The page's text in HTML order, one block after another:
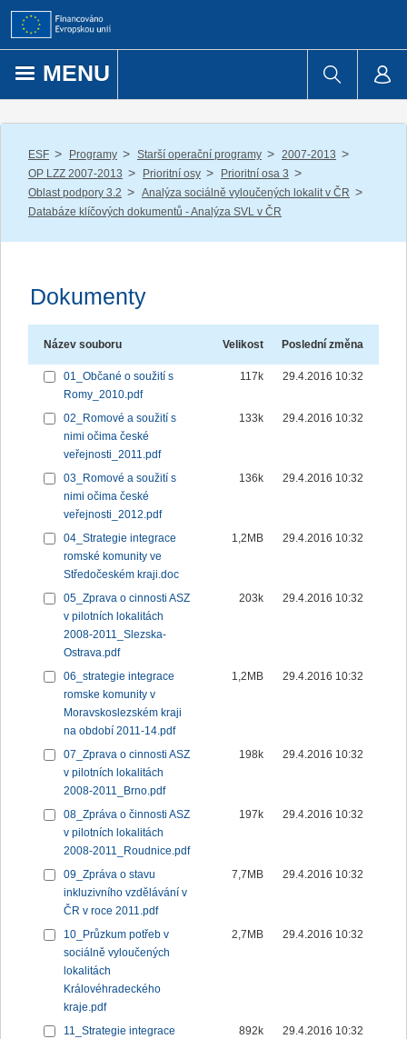
Přejít k obsahu
MENU
ESF / Programy / Starší operační programy / 2007-2013 /
OP LZZ 2007-2013 / Prioritní osy / Prioritní osa 3 /
Oblast podpory 3.2 / Analýza sociálně vyloučených lokalit v ČR /
Databáze klíčových dokumentů - Analýza SVL v ČR
Dokumenty
Název souboru Velikost Poslední změna
01_Občané o soužití s
Romy_2010.pdf
117k 29.4.2016 10:32
02_Romové a soužití s
nimi očima české
veřejnosti_2011.pdf
133k 29.4.2016 10:32
03_Romové a soužití s
nimi očima české
veřejnosti_2012.pdf
136k 29.4.2016 10:32
04_Strategie integrace
romské komunity ve
Středočeském kraji.doc
1,2MB 29.4.2016 10:32
05_Zprava o cinnosti ASZ
v pilotních lokalitách
2008-2011_Slezska-
Ostrava.pdf
203k 29.4.2016 10:32
06_strategie integrace
romske komunity v
Moravskoslezském kraji
na období 2011-14.pdf
1,2MB 29.4.2016 10:32
07_Zprava o cinnosti ASZ
v pilotních lokalitách
2008-2011_Brno.pdf
198k 29.4.2016 10:32
08_Zpráva o činnosti ASZ
v pilotních lokalitách
2008-2011_Roudnice.pdf
197k 29.4.2016 10:32
09_Zpráva o stavu
inkluzivního vzdělávání v
ČR v roce 2011.pdf
7,7MB 29.4.2016 10:32
10_Průzkum potřeb v
sociálně vyloučených
lokalitách
Královéhradeckého
kraje.pdf
2,7MB 29.4.2016 10:32
11_Strategie integrace
892k 29.4.2016 10:32